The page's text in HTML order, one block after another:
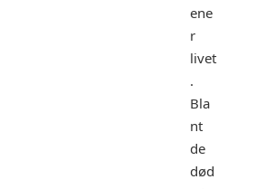
ene
r
livet
.
Bla
nt
de
død